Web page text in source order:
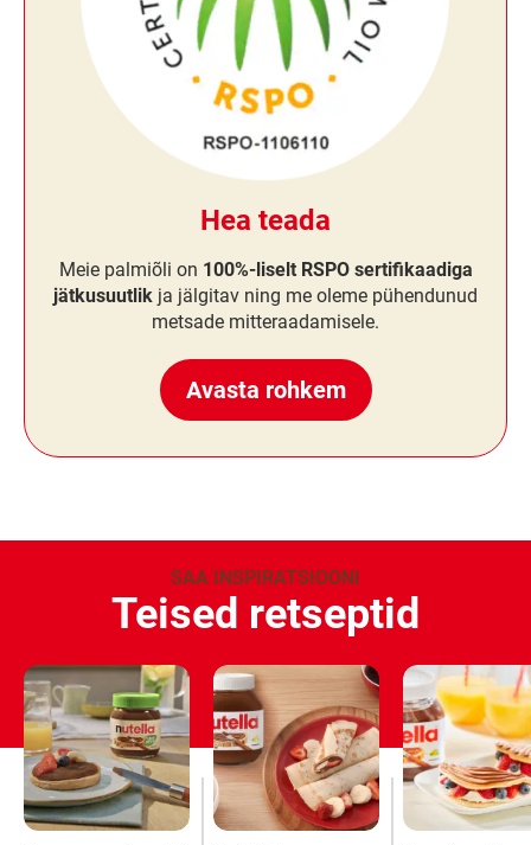
Hea teada
Meie palmiõli on 100%-liselt RSPO sertifikaadiga
jätkusuutlik ja jälgitav ning me oleme pühendunud
metsade mitteraadamisele.
Avasta rohkem
SAA INSPIRATSIOONI
Teised retseptid